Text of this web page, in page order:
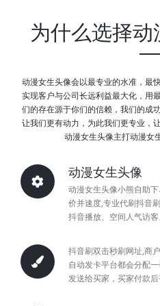
为什么选择动
动漫女生头像会以最专业的水准，最
实现客户与公司长远利益最大化，用
们的存在源于你们的信赖，我们的成
让我们更有动力，为此我们更专业，
动漫女生头像主打动漫女
动漫女生头像
动漫女生头像小熊自助
价并速度,专业代刷抖音
抖音播放、空间人气访
抖音刷双击秒刷网址,商
自动发卡平台都会分配
发送给买家，买家付款